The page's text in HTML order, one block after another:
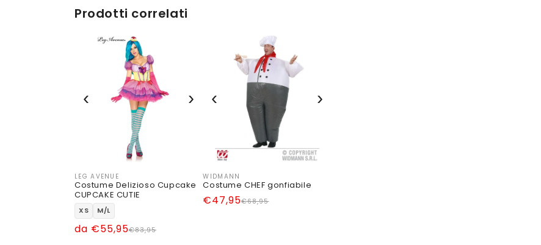
Prodotti correlati
‹ ›
Produttore:
LEG AVENUE
Costume Delizioso Cupcake
CUPCAKE CUTIE
XS M/L
Prezzo
€83,95
Prezzo
da €55,95
‹ ›
Esaurito
Produttore:
WIDMANN
Costume CHEF gonfiabile
Prezzo €68,95
Prezzo
€47,95